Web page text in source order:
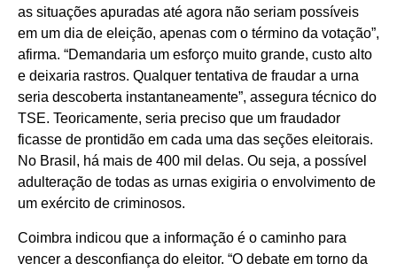
as situações apuradas até agora não seriam possíveis
em um dia de eleição, apenas com o término da votação”,
afirma. “Demandaria um esforço muito grande, custo alto
e deixaria rastros. Qualquer tentativa de fraudar a urna
seria descoberta instantaneamente”, assegura técnico do
TSE. Teoricamente, seria preciso que um fraudador
ficasse de prontidão em cada uma das seções eleitorais.
No Brasil, há mais de 400 mil delas. Ou seja, a possível
adulteração de todas as urnas exigiria o envolvimento de
um exército de criminosos.
Coimbra indicou que a informação é o caminho para
vencer a desconfiança do eleitor. “O debate em torno da